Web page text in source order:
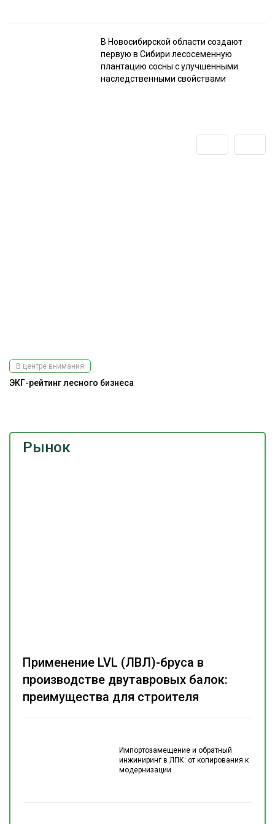
В Новосибирской области создают
первую в Сибири лесосеменную
плантацию сосны с улучшенными
наследственными свойствами
Рынок
Импортозамещение и обратный
инжиниринг в ЛПК: от копирования к
модернизации
Применение LVL (ЛВЛ)-бруса в
производстве двутавровых балок:
преимущества для строителя
В центре внимания
ЭКГ-рейтинг лесного бизнеса